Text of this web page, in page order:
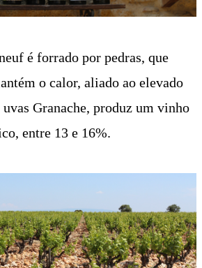
é forrado por pedras, que
o calor, aliado ao elevado
uvas Granache, produz um vinho
entre 13 e 16%.